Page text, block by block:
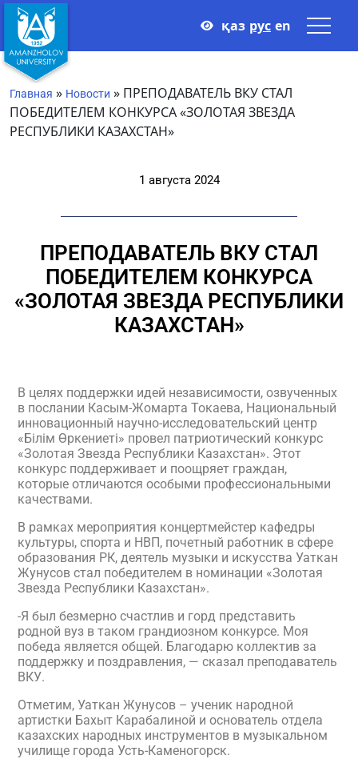
қаз рус en
Главная » Новости » ПРЕПОДАВАТЕЛЬ ВКУ СТАЛ
ПОБЕДИТЕЛЕМ КОНКУРСА «ЗОЛОТАЯ ЗВЕЗДА
РЕСПУБЛИКИ КАЗАХСТАН»
1 августа 2024
ПРЕПОДАВАТЕЛЬ ВКУ СТАЛ
ПОБЕДИТЕЛЕМ КОНКУРСА
«ЗОЛОТАЯ ЗВЕЗДА РЕСПУБЛИКИ
КАЗАХСТАН»
В целях поддержки идей независимости, озвученных
в послании Касым-Жомарта Токаева, Национальный
инновационный научно-исследовательский центр
«Білім Өркениеті» провел патриотический конкурс
«Золотая Звезда Республики Казахстан». Этот
конкурс поддерживает и поощряет граждан,
которые отличаются особыми профессиональными
качествами.
В рамках мероприятия концертмейстер кафедры
культуры, спорта и НВП, почетный работник в сфере
образования РК, деятель музыки и искусства Уаткан
Жунусов стал победителем в номинации «Золотая
Звезда Республики Казахстан».
-Я был безмерно счастлив и горд представить
родной вуз в таком грандиозном конкурсе. Моя
победа является общей. Благодарю коллектив за
поддержку и поздравления, — сказал преподаватель
ВКУ.
Отметим, Уаткан Жунусов – ученик народной
артистки Бахыт Карабалиной и основатель отдела
казахских народных инструментов в музыкальном
училище города Усть-Каменогорск.